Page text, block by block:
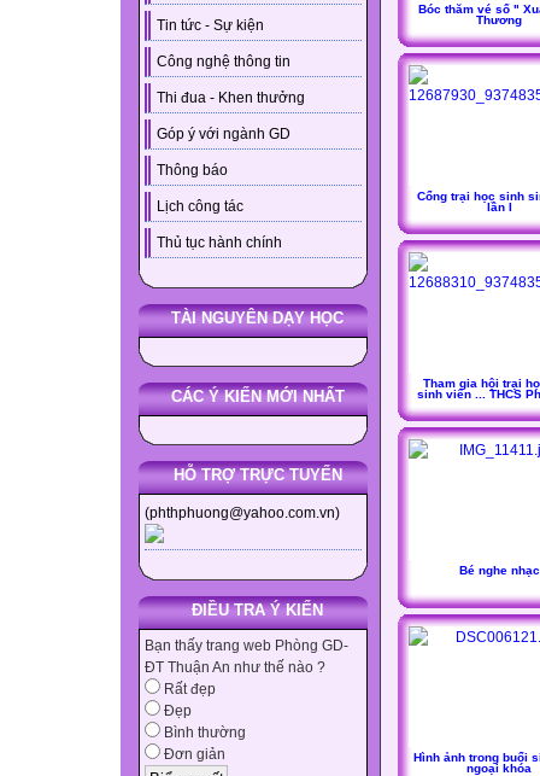
Tin tức - Sự kiện
Công nghệ thông tin
Thi đua - Khen thưởng
Góp ý với ngành GD
Thông báo
Lịch công tác
Thủ tục hành chính
TÀI NGUYÊN DẠY HỌC
CÁC Ý KIẾN MỚI NHẤT
HỖ TRỢ TRỰC TUYẾN
(phthphuong@yahoo.com.vn)
ĐIỀU TRA Ý KIẾN
Bạn thấy trang web Phòng GD-
ĐT Thuận An như thế nào ?
Rất đẹp
Đẹp
Bình thường
Đơn giản
Bóc thăm vé số "
Thương
Cổng trại học sinh
lần I
Tham gia hội trại
sinh viên ... THCS
Bé nghe nhạc
Hình ảnh trong buổi
ngoại khóa